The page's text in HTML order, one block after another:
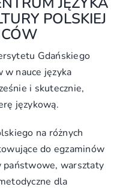
POLSKIEJ
Gdańskiego
w nauce języka
i skutecznie,
językową.
na różnych
do egzaminów
państwowe, warsztaty
dla